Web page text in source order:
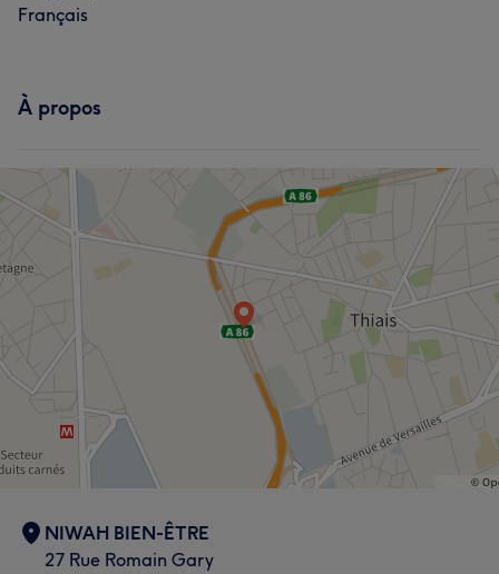
Français
À propos
NIWAH BIEN-ÊTRE
27 Rue Romain Gary